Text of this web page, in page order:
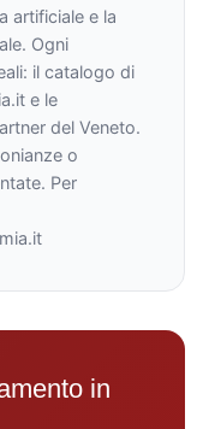
artificiale e la
Ogni
il catalogo di
e le
del Veneto.
o
Per
in